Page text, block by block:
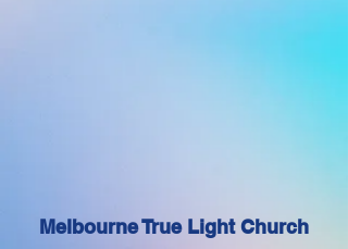
Melbourne True Light Church